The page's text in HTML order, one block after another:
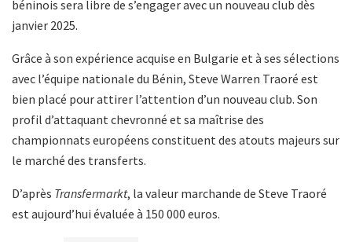
béninois sera libre de s’engager avec un nouveau club dès
janvier 2025.
Grâce à son expérience acquise en Bulgarie et à ses sélections
avec l’équipe nationale du Bénin, Steve Warren Traoré est
bien placé pour attirer l’attention d’un nouveau club. Son
profil d’attaquant chevronné et sa maîtrise des
championnats européens constituent des atouts majeurs sur
le marché des transferts.
D’après Transfermarkt, la valeur marchande de Steve Traoré
est aujourd’hui évaluée à 150 000 euros.